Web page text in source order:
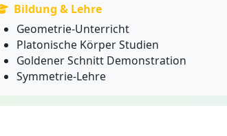
Bildung & Lehre
Geometrie-Unterricht
Platonische Körper Studien
Goldener Schnitt Demonstration
Symmetrie-Lehre